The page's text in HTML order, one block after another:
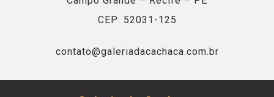
CEP: 52031-125
contato@galeriadacachaca.com.br